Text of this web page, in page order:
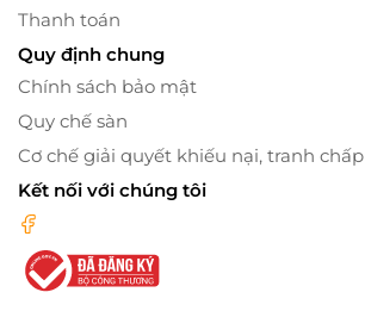
Thanh toán
Quy định chung
Chính sách bảo mật
Quy chế sàn
Cơ chế giải quyết khiếu nại, tranh chấp
Kết nối với chúng tôi